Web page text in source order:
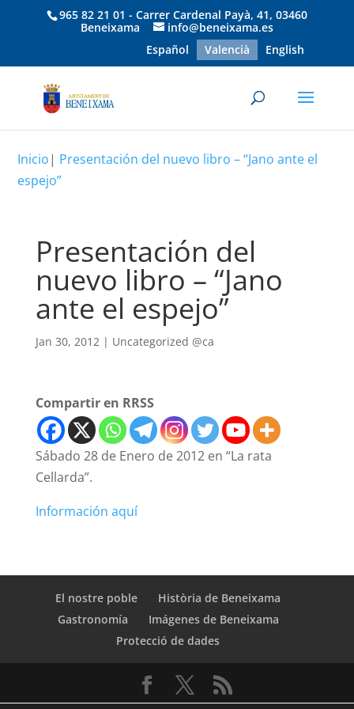
965 82 21 01 - Carrer Cardenal Payà, 41, 03460
Beneixama
info@beneixama.es
Español
Valencià English
Inicio| Presentación del nuevo libro – “Jano ante el
espejo”
Presentación del
nuevo libro – “Jano
ante el espejo”
Jan 30, 2012| Uncategorized @ca
Compartir en RRSS
Sábado 28 de Enero de 2012 en “La rata
Cellarda”.
Información aquí
El nostre poble
Història de Beneixama
Gastronomía
Imágenes de Beneixama
Protecció de dades